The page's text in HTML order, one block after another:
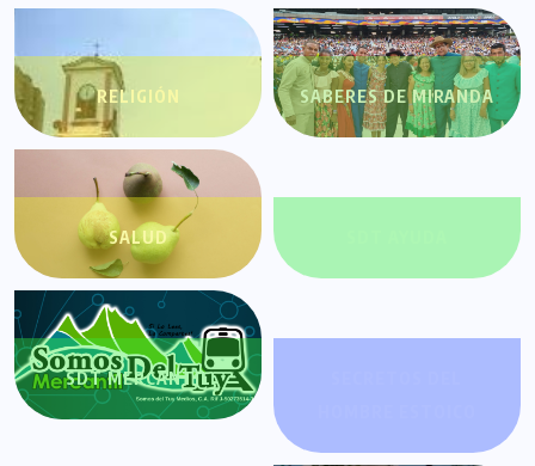
RELIGIÓN SABERES DE MIRANDA
SALUD
SDT MERCANTIL